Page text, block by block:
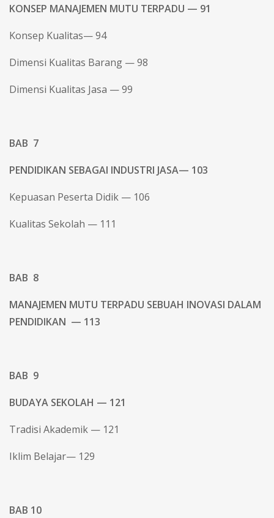
KONSEP MANAJEMEN MUTU TERPADU — 91
Konsep Kualitas— 94
Dimensi Kualitas Barang — 98
Dimensi Kualitas Jasa — 99
BAB 7
PENDIDIKAN SEBAGAI INDUSTRI JASA— 103
Kepuasan Peserta Didik — 106
Kualitas Sekolah — 111
BAB 8
MANAJEMEN MUTU TERPADU SEBUAH INOVASI DALAM
PENDIDIKAN — 113
BAB 9
BUDAYA SEKOLAH — 121
Tradisi Akademik — 121
Iklim Belajar— 129
BAB 10